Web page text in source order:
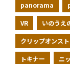
panorama
VR いのうえ
クリップオンス
トキナー ニ